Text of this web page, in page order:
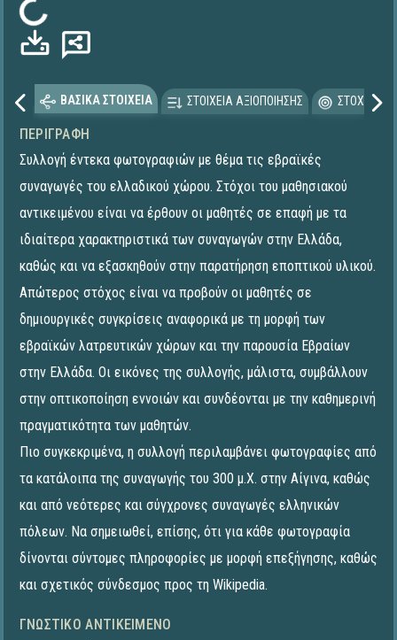
Φόρτωση...
ΒΑΣΙΚΑ ΣΤΟΙΧΕΙΑ ΣΤΟΙΧΕΙΑ ΑΞΙΟΠΟΙΗΣΗΣ
ΠΕΡΙΓΡΑΦΉ
Συλλογή έντεκα φωτογραφιών με θέμα τις εβραϊκές
συναγωγές του ελλαδικού χώρου. Στόχοι του μαθησιακού
αντικειμένου είναι να έρθουν οι μαθητές σε επαφή με τα
ιδιαίτερα χαρακτηριστικά των συναγωγών στην Ελλάδα,
καθώς και να εξασκηθούν στην παρατήρηση εποπτικού υλικού.
Απώτερος στόχος είναι να προβούν οι μαθητές σε
δημιουργικές συγκρίσεις αναφορικά με τη μορφή των
εβραϊκών λατρευτικών χώρων και την παρουσία Εβραίων
στην Ελλάδα. Οι εικόνες της συλλογής, μάλιστα, συμβάλλουν
στην οπτικοποίηση εννοιών και συνδέονται με την καθημερινή
πραγματικότητα των μαθητών.
Πιο συγκεκριμένα, η συλλογή περιλαμβάνει φωτογραφίες από
τα κατάλοιπα της συναγωγής του 300 μ.Χ. στην Αίγινα, καθώς
και από νεότερες και σύγχρονες συναγωγές ελληνικών
πόλεων. Να σημειωθεί, επίσης, ότι για κάθε φωτογραφία
δίνονται σύντομες πληροφορίες με μορφή επεξήγησης, καθώς
και σχετικός σύνδεσμος προς τη Wikipedia.
ΓΝΩΣΤΙΚΌ ΑΝΤΙΚΕΊΜΕΝΟ